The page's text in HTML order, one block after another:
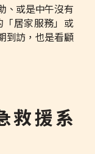
、或是中午沒有
居家服務」或
到訪，也是看顧
救援系